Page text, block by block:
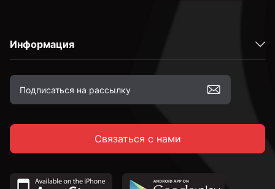
Информация
Связаться с нами